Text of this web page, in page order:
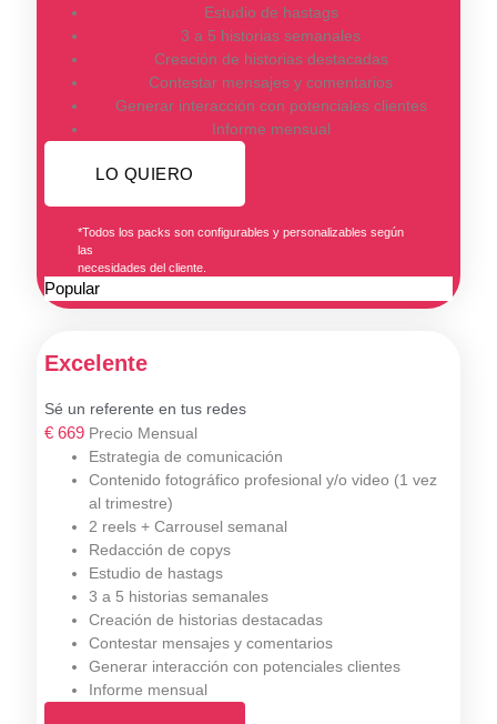
Estudio de hastags
3 a 5 historias semanales
Creación de historias destacadas
Contestar mensajes y comentarios
Generar interacción con potenciales clientes
Informe mensual
LO QUIERO
*Todos los packs son configurables y personalizables según
las
necesidades del cliente.
Popular
Excelente
Sé un referente en tus redes
€ 669 Precio Mensual
Estrategia de comunicación
Contenido fotográfico profesional y/o video (1 vez
al trimestre)
2 reels + Carrousel semanal
Redacción de copys
Estudio de hastags
3 a 5 historias semanales
Creación de historias destacadas
Contestar mensajes y comentarios
Generar interacción con potenciales clientes
Informe mensual